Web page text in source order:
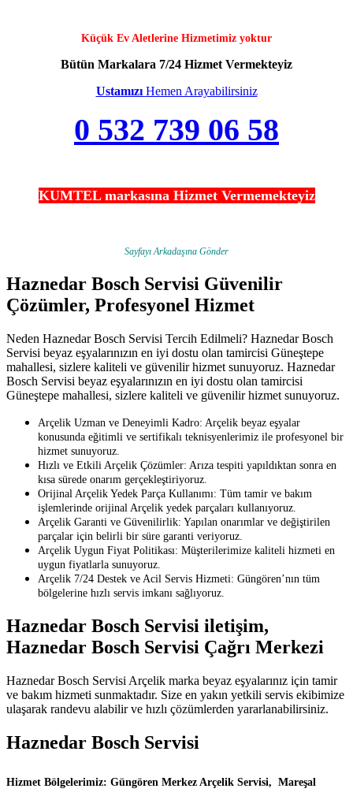
Küçük Ev Aletlerine Hizmetimiz yoktur
Bütün Markalara 7/24 Hizmet Vermekteyiz
Ustamızı Hemen Arayabilirsiniz
0 532 739 06 58
KUMTEL markasına Hizmet Vermemekteyiz
Sayfayı Arkadaşına Gönder
Haznedar Bosch Servisi Güvenilir
Çözümler, Profesyonel Hizmet
Neden Haznedar Bosch Servisi Tercih Edilmeli? Haznedar Bosch
Servisi beyaz eşyalarınızın en iyi dostu olan tamircisi Güneştepe
mahallesi, sizlere kaliteli ve güvenilir hizmet sunuyoruz. Haznedar
Bosch Servisi beyaz eşyalarınızın en iyi dostu olan tamircisi
Güneştepe mahallesi, sizlere kaliteli ve güvenilir hizmet sunuyoruz.
Arçelik Uzman ve Deneyimli Kadro: Arçelik beyaz eşyalar
konusunda eğitimli ve sertifikalı teknisyenlerimiz ile profesyonel bir
hizmet sunuyoruz.
Hızlı ve Etkili Arçelik Çözümler: Arıza tespiti yapıldıktan sonra en
kısa sürede onarım gerçekleştiriyoruz.
Orijinal Arçelik Yedek Parça Kullanımı: Tüm tamir ve bakım
işlemlerinde orijinal Arçelik yedek parçaları kullanıyoruz.
Arçelik Garanti ve Güvenilirlik: Yapılan onarımlar ve değiştirilen
parçalar için belirli bir süre garanti veriyoruz.
Arçelik Uygun Fiyat Politikası: Müşterilerimize kaliteli hizmeti en
uygun fiyatlarla sunuyoruz.
Arçelik 7/24 Destek ve Acil Servis Hizmeti: Güngören’nın tüm
bölgelerine hızlı servis imkanı sağlıyoruz.
Haznedar Bosch Servisi iletişim,
Haznedar Bosch Servisi Çağrı Merkezi
Haznedar Bosch Servisi Arçelik marka beyaz eşyalarınız için tamir
ve bakım hizmeti sunmaktadır. Size en yakın yetkili servis ekibimize
ulaşarak randevu alabilir ve hızlı çözümlerden yararlanabilirsiniz.
Haznedar Bosch Servisi
Hizmet Bölgelerimiz: Güngören Merkez Arçelik Servisi, Mareşal